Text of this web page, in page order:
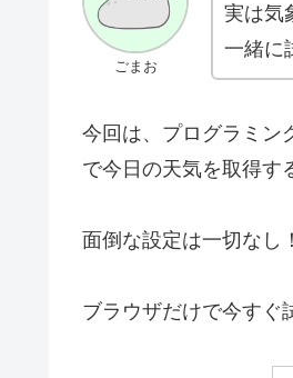
ごまお
実は気
一緒に
今回は、プログラミン
で今日の天気を取得す
面倒な設定は一切なし！
ブラウザだけで今すぐ